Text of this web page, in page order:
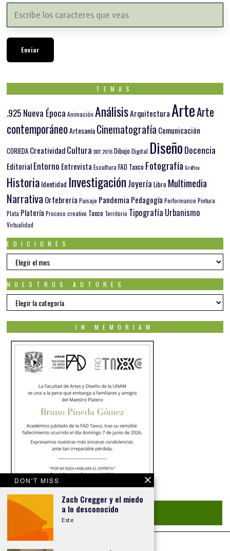
TEMAS
.925 Nueva Época Animación AnálisisArquitecturaArteArte
contemporáneoArtesaníaCinematografíaComunicación
CORIEDA CreatividadCultura DDT 2016 DibujoDigital DiseñoDocencia
EditorialEntorno Entrevista EsculturaFAD Taxco Fotografía Gráfica
HistoriaIdentidad Investigación Joyería Libro Multimedia
NarrativaOrfebrería Paisaje Pandemia Pedagogía Performance Pintura
Plata Platería Proceso creativo Taxco Territorio Tipografía Urbanismo
Virtualidad
EDICIONES
EDICIONES
NUESTROS AUTORES
Nuestros
autores
IN MEMORIAM
Convocatoria Abierta
DON'T MISS
Zach Cregger y el miedo
a lo desconocido
Este